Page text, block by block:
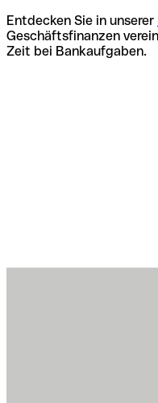
Entdecken Sie in unserer
Geschäftsfinanzen
Zeit bei Bankaufgaben.